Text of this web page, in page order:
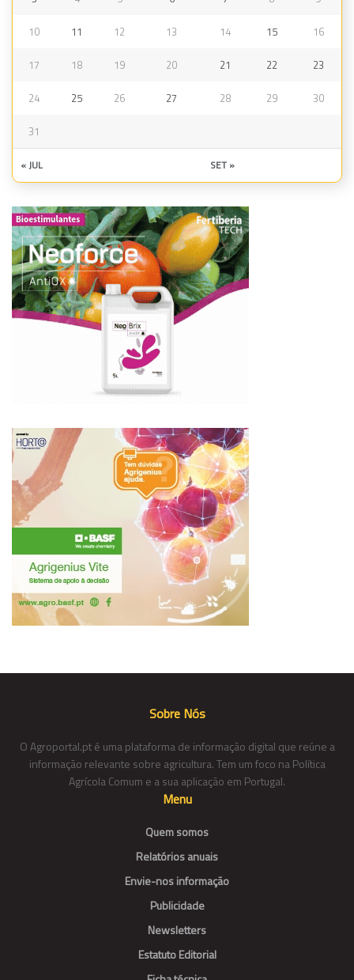
10 11 12 13 14 15 16
17 18 19 20 21 22 23
24 25 26 27 28 29 30
31
« JUL SET »
Sobre Nós
O Agroportal.pt é uma plataforma de informação digital que reúne a
informação relevante sobre agricultura. Tem um foco na Política
Agrícola Comum e a sua aplicação em Portugal.
Menu
Quem somos
Relatórios anuais
Envie-nos informação
Publicidade
Newsletters
Estatuto Editorial